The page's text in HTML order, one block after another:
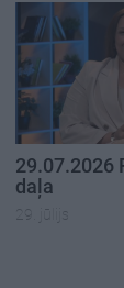
29.07.2026
daļa
29. jūlijs